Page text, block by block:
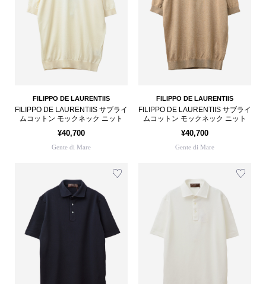
FILIPPO DE LAURENTIIS
FILIPPO DE LAURENTIIS サブライ
ムコットン モックネック ニット
¥40,700
Gente di Mare
FILIPPO DE LAURENTIIS
FILIPPO DE LAURENTIIS サブライ
ムコットン モックネック ニット
¥40,700
Gente di Mare